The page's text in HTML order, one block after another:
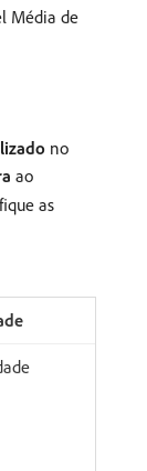
Média de
no
ao
as